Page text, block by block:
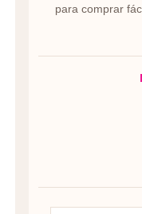
para comprar